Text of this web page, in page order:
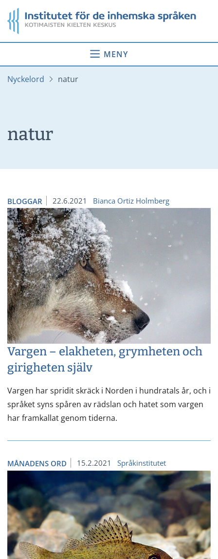
till
innehåll
Startsida
MENY
Nyckelord natur
natur
BLOGGAR 22.6.2021 Bianca Ortiz Holmberg
Vargen – elakheten, grymheten och
girigheten själv
Vargen har spridit skräck i Norden i hundratals år, och i
språket syns spåren av rädslan och hatet som vargen
har framkallat genom tiderna.
MÅNADENS ORD 15.2.2021 Språkinstitutet